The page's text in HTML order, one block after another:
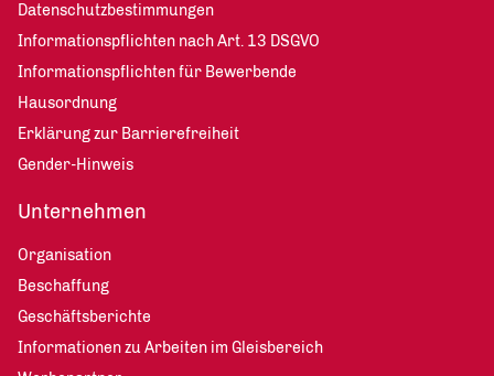
Datenschutzbestimmungen
Informationspflichten nach Art. 13 DSGVO
Informationspflichten für Bewerbende
Hausordnung
Erklärung zur Barrierefreiheit
Gender-Hinweis
Unternehmen
Organisation
Beschaffung
Geschäftsberichte
Informationen zu Arbeiten im Gleisbereich